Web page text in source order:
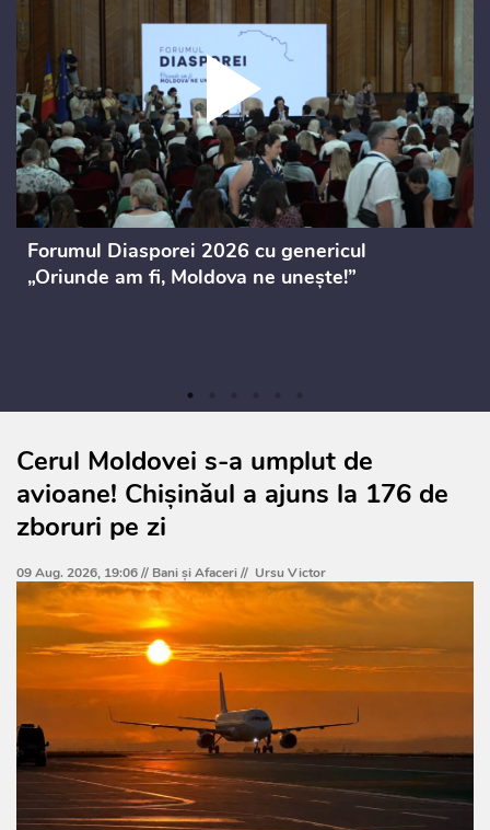
Forumul Diasporei 2026 cu genericul
„Oriunde am fi, Moldova ne unește!”
Cerul Moldovei s-a umplut de
avioane! Chișinăul a ajuns la 176 de
zboruri pe zi
09 Aug. 2026, 19:06 // Bani și Afaceri// Ursu Victor